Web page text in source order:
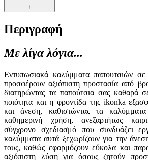
+
Περιγραφή
Με λίγα λόγια...
Εντυπωσιακά καλύμματα παπουτσιών
προσφέρουν αξιόπιστη προστασία από
διατηρώντας τα παπούτσια σας καθαρά
ποιότητα και η φροντίδα της ikonka
και άνεση, καθιστώντας τα καλύμματα
καθημερινή χρήση, ανεξαρτήτως
σύγχρονο σχεδιασμό που συνδυάζει
καλύμματα αυτά ξεχωρίζουν για την
τους, καθώς εφαρμόζουν εύκολα και
αξιόπιστη λύση για όσους ζητούν